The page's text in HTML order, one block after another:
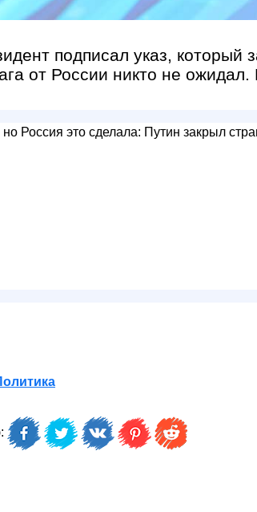
подписал указ,
от России никто не